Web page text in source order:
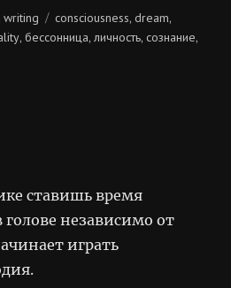
,writing Tags
consciousness,dream,
,бессонница, личность,сознание,
ставишь время
голове независимо от
играть